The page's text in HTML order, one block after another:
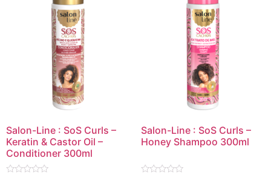
Salon-Line : SoS Curls –
Keratin & Castor Oil –
Conditioner 300ml
Salon-Line : SoS Curls –
Honey Shampoo 300ml